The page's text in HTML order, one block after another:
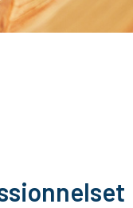
et